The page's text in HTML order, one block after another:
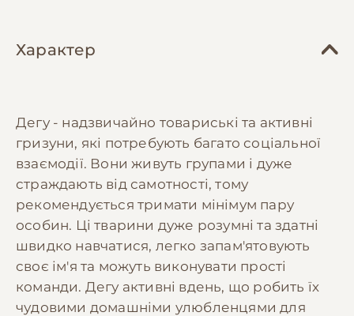
Характер
Дегу - надзвичайно товариські та активні
гризуни, які потребують багато соціальної
взаємодії. Вони живуть групами і дуже
страждають від самотності, тому
рекомендується тримати мінімум пару
особин. Ці тварини дуже розумні та здатні
швидко навчатися, легко запам'ятовують
своє ім'я та можуть виконувати прості
команди. Дегу активні вдень, що робить їх
чудовими домашніми улюбленцями для